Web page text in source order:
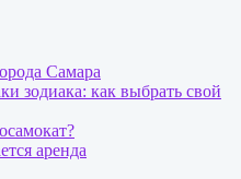
Самара
зодиака: как выбрать свой
аренда